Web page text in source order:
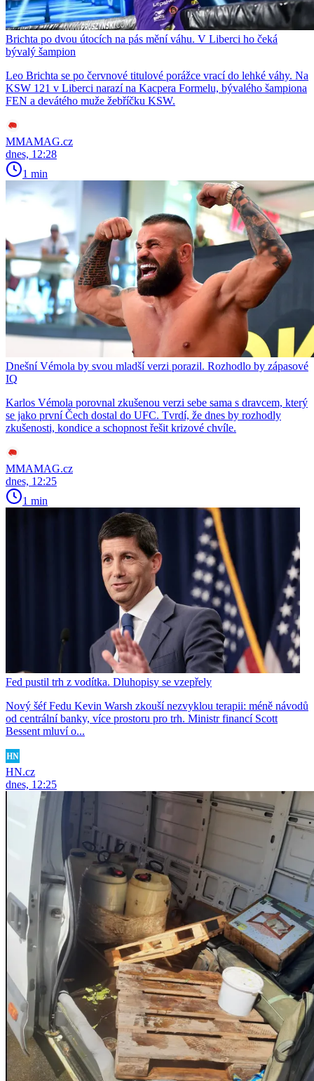
Brichta po dvou útocích na pás mění váhu. V Liberci ho čeká
bývalý šampion
Leo Brichta se po červnové titulové porážce vrací do lehké váhy. Na
KSW 121 v Liberci narazí na Kacpera Formelu, bývalého šampiona
FEN a devátého muže žebříčku KSW.
MMAMAG.cz
dnes, 12:28
1 min
Dnešní Vémola by svou mladší verzi porazil. Rozhodlo by zápasové
IQ
Karlos Vémola porovnal zkušenou verzi sebe sama s dravcem, který
se jako první Čech dostal do UFC. Tvrdí, že dnes by rozhodly
zkušenosti, kondice a schopnost řešit krizové chvíle.
MMAMAG.cz
dnes, 12:25
1 min
Fed pustil trh z vodítka. Dluhopisy se vzepřely
Nový šéf Fedu Kevin Warsh zkouší nezvyklou terapii: méně návodů
od centrální banky, více prostoru pro trh. Ministr financí Scott
Bessent mluví o...
HN.cz
dnes, 12:25